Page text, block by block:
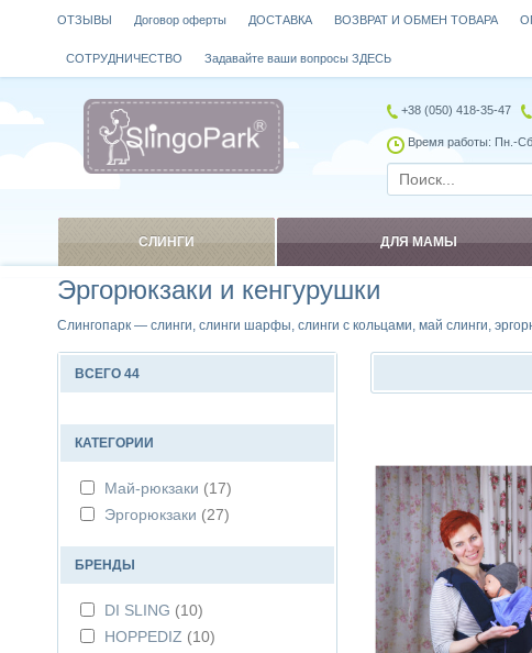
Эргорюкзаки и кенгурушки
Слингопарк — слинги, слинги шарфы, слинги с кольцами, май слинги,
ВСЕГО 44
КАТЕГОРИИ
Май-рюкзаки (17)
Эргорюкзаки (27)
БРЕНДЫ
DI SLING (10)
HOPPEDIZ (10)
ОТЗЫВЫ Договор оферты ДОСТАВКА ВОЗВРАТ И ОБМЕН ТОВАРА
СОТРУДНИЧЕСТВО Задавайте ваши вопросы ЗДЕСЬ
+38 (050) 418-35-47
Время работы: Пн.-
СЛИНГИ ДЛЯ МАМЫ